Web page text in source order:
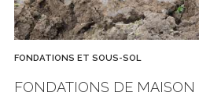
FONDATIONS ET SOUS-SOL
FONDATIONS DE MAISON